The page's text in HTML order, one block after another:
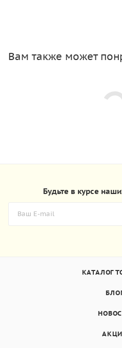
Вам также может
Будьте в курсе
КАТАЛОГ